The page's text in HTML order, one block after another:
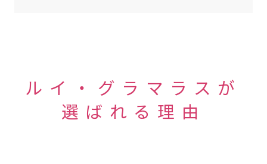
ルイ・グラマラスが
選ばれる理由